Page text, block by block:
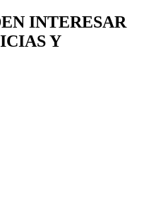
INTERESAR
Y